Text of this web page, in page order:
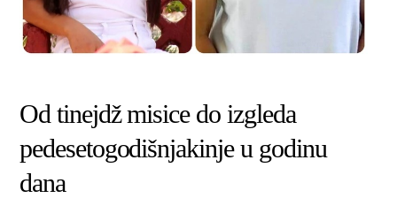
Od tinejdž misice do izgleda
pedesetogodišnjakinje u godinu
dana